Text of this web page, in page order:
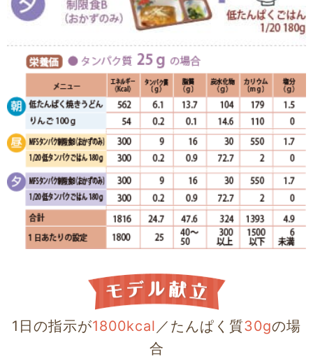
1日の指示が1800kcal ／たんぱく質30gの場
合